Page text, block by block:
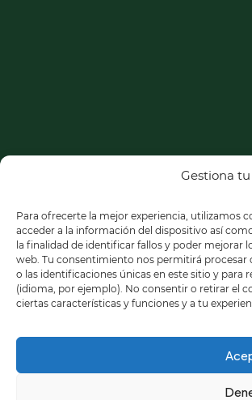
Gestiona
Para ofrecerte la mejor experiencia, utilizamos
acceder a la información del dispositivo así
la finalidad de identificar fallos y poder mejorar
web. Tu consentimiento nos permitirá
o las identificaciones únicas en este sitio y para
(idioma, por ejemplo). No consentir o retirar el
ciertas características y funciones y a tu